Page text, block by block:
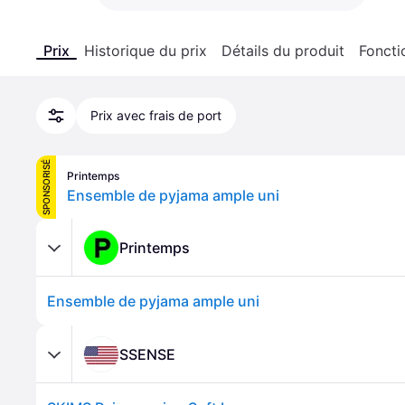
Prix Historique du prix Détails du produit
Prix avec frais de port
SPONSORISÉ Printemps
Ensemble de pyjama ample uni
Printemps
Ensemble de pyjama ample uni
SSENSE